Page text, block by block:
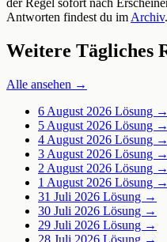
der Regel sofort nach
Antworten findest du im Archiv.
Weitere Tägliches
Alle ansehen →
6 August 2026 Lösung →
5 August 2026 Lösung →
4 August 2026 Lösung →
3 August 2026 Lösung →
2 August 2026 Lösung →
1 August 2026 Lösung →
31 Juli 2026 Lösung →
30 Juli 2026 Lösung →
29 Juli 2026 Lösung →
28 Juli 2026 Lösung →